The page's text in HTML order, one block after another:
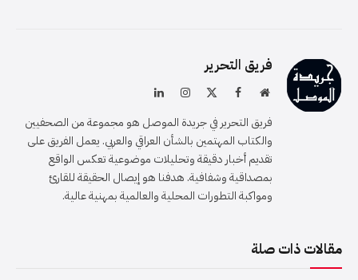
فريق التحرير
موقعفيسبوك الانستغرام
لينكدإن
فريق التحرير في جريدة الموصل هو مجموعة من الصحفيين
والكتاب المهتمين بالشأن العراقي والعربي. يعمل الفريق على
تقديم أخبار دقيقة وتحليلات موضوعية تعكس الواقع
بمصداقية وشفافية. هدفنا هو إيصال الحقيقة للقارئ
ومواكبة التطورات المحلية والعالمية بمهنية عالية.
مقالات ذات صلة